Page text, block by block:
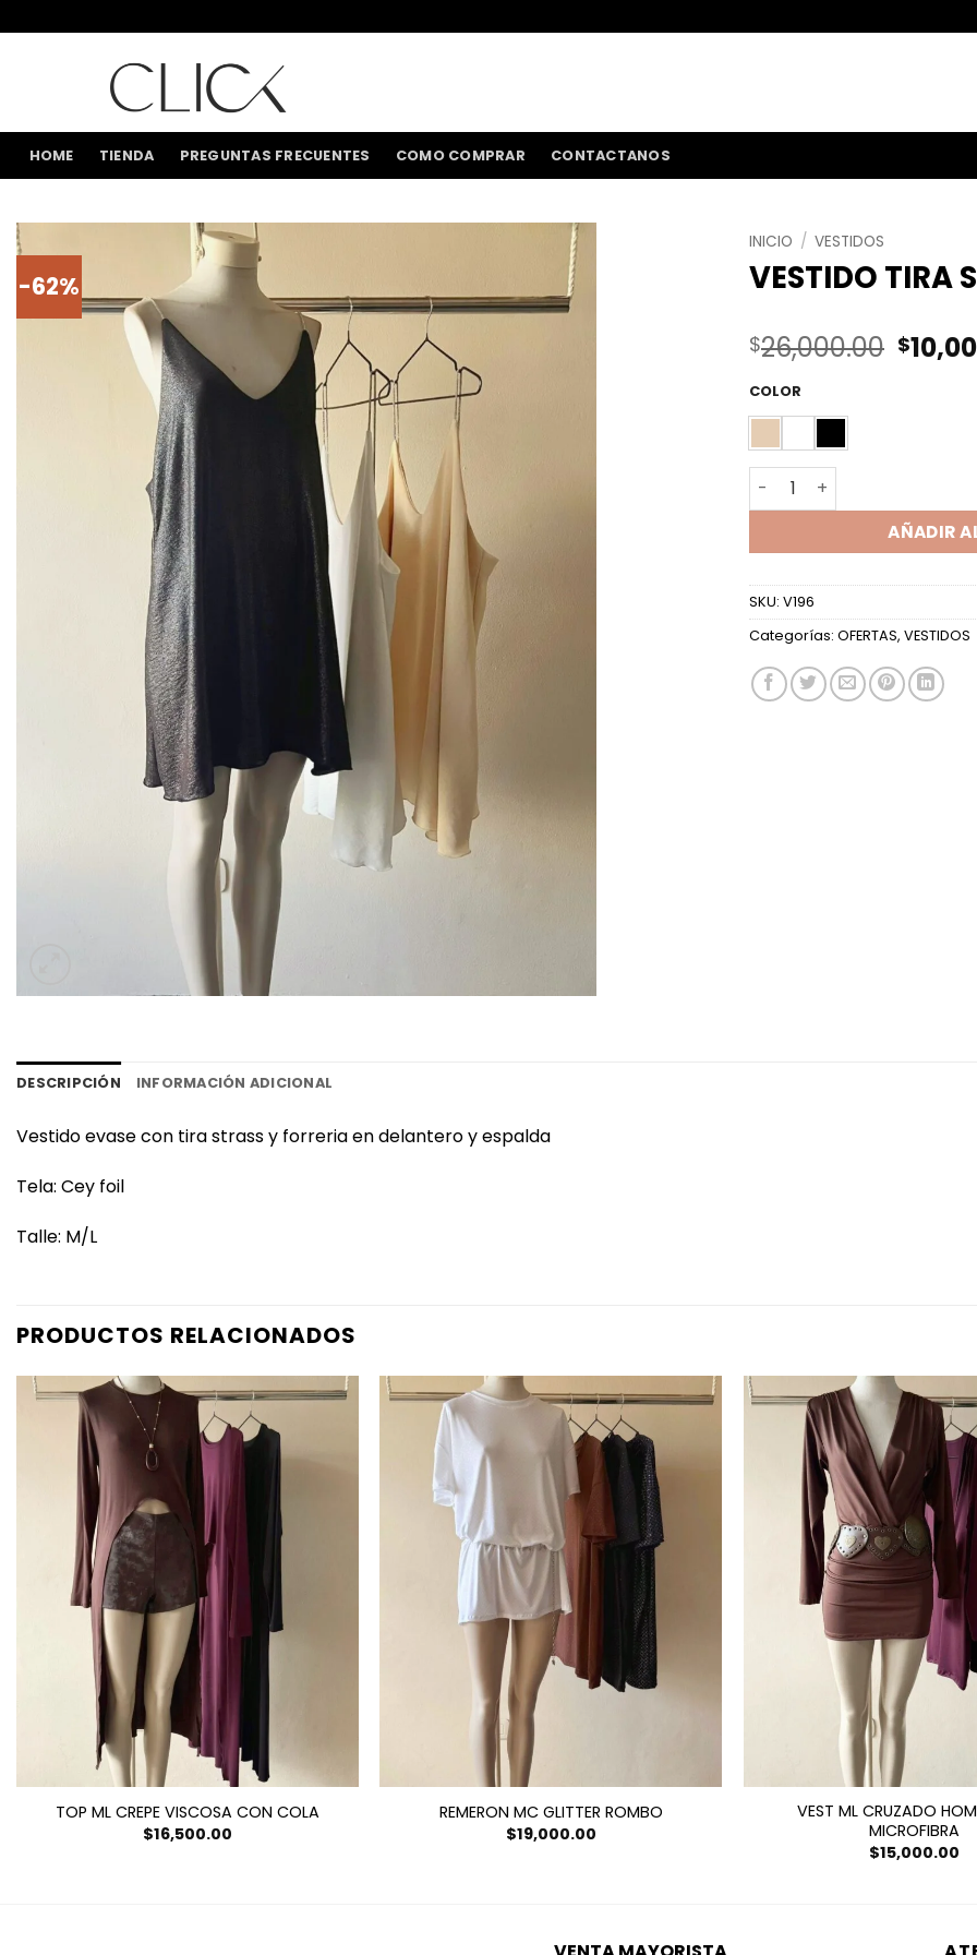
al
ENVÍOS A
HOME TIENDA PREGUNTAS FRECUENTES COMO COMPRAR CONTACTANOS
-62%
INICIO / VESTIDOS
VESTIDO TIRA
$26,000.00 El
precio
$
COLOR
VESTIDO TIRA STRASS CEY
AÑADIR
SKU: V196
Categorías: OFERTAS, VESTIDOS
DESCRIPCIÓN INFORMACIÓN ADICIONAL
Vestido evase con tira strass y forreria en delantero y espalda
Tela: Cey foil
Talle: M/L
PRODUCTOS RELACIONADOS
TOP ML CREPE VISCOSA CON COLA
$16,500.00
REMERON MC GLITTER ROMBO
$19,000.00
VEST ML CRUZADO
MICROFIBRA
$15,000.00